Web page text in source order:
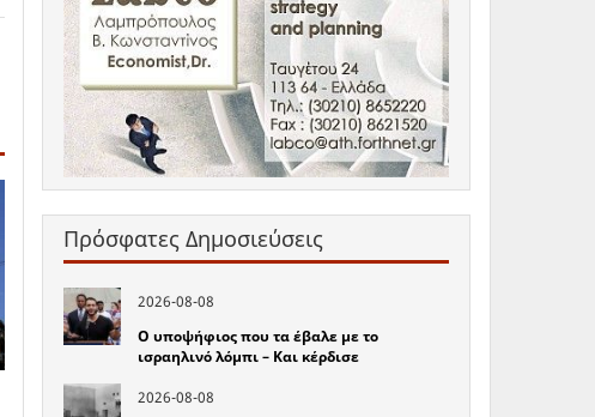
Πρόσφατες Δημοσιεύσεις
2026-08-08
Ο υποψήφιος που τα έβαλε με το
ισραηλινό λόμπι – Και κέρδισε
2026-08-08